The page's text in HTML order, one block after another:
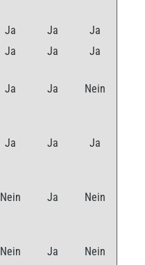
Ja Ja
Ja
Ja Ja Ja
Ja Ja Nein
Ja Ja Ja
Nein Ja Nein
Nein Ja
Nein